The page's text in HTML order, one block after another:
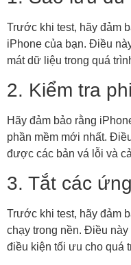
Trước khi test, hãy đảm
iPhone của bạn. Điều
mát dữ liệu trong quá
2. Kiểm tra
Hãy đảm bảo rằng
phần mềm mới nhất.
được các bản vá lỗi và
3. Tắt các
Trước khi test, hãy đảm
chạy trong nền. Điều
điều kiện tối ưu cho quá